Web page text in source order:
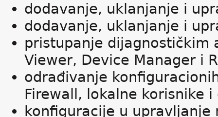
dodavanje, uklanjanje i
dodavanje, uklanjanje i
pristupanje dijagnostičkim
Viewer, Device Manager i
odrađivanje
Firewall, lokalne korisnike
konfiguracije u